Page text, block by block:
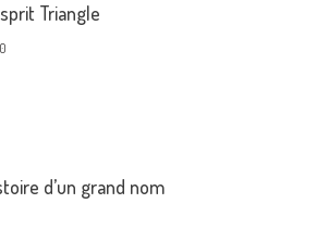
Triangle
0
d’un grand nom